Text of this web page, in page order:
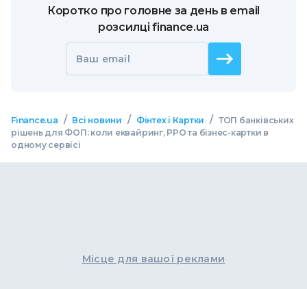
Коротко про головне за день в email
розсилці finance.ua
Ваш email
Finance.ua / Всі новини / Фінтех і Картки / ТОП банківських
рішень для ФОП: коли еквайринг, РРО та бізнес-картки в
одному сервісі
Місце для вашої реклами